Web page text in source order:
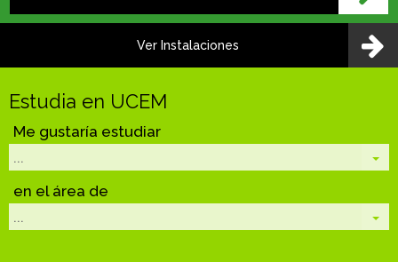
Ver Instalaciones
Estudia en UCEM
Me gustaría estudiar
en el área de